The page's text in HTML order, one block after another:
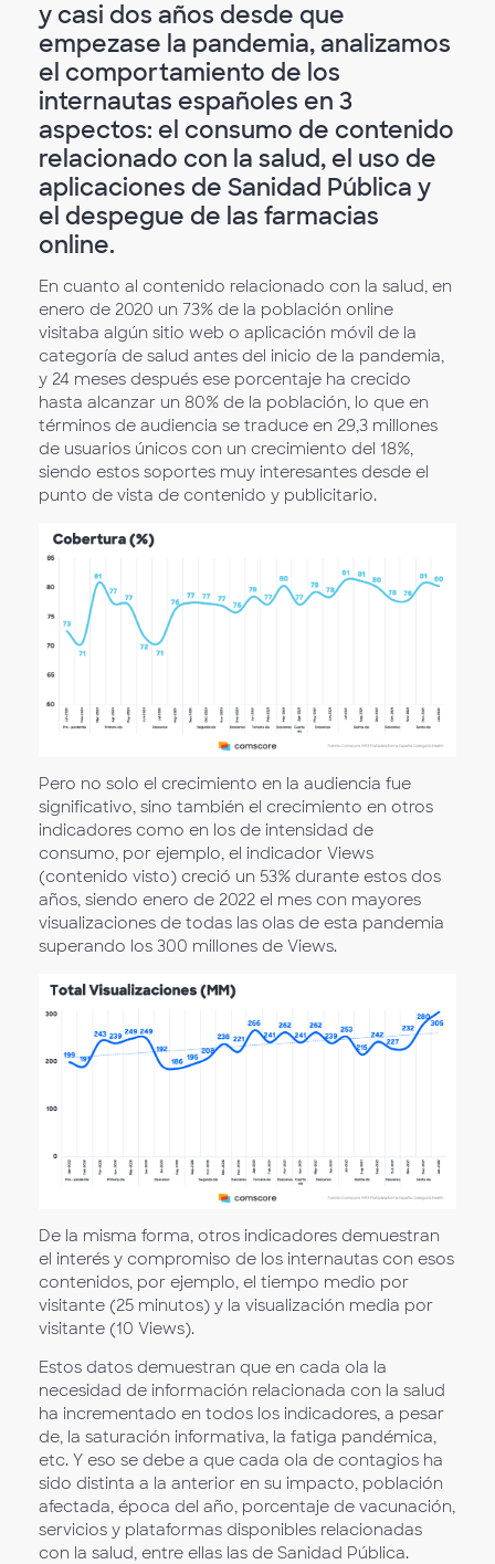
y casi dos años desde que
empezase la pandemia, analizamos
el comportamiento de los
internautas españoles en 3
aspectos: el consumo de contenido
relacionado con la salud, el uso de
aplicaciones de Sanidad Pública y
el despegue de las farmacias
online.
En cuanto al contenido relacionado con la salud, en
enero de 2020 un 73% de la población online
visitaba algún sitio web o aplicación móvil de la
categoría de salud antes del inicio de la pandemia,
y 24 meses después ese porcentaje ha crecido
hasta alcanzar un 80% de la población, lo que en
términos de audiencia se traduce en 29,3 millones
de usuarios únicos con un crecimiento del 18%,
siendo estos soportes muy interesantes desde el
punto de vista de contenido y publicitario.
Pero no solo el crecimiento en la audiencia fue
significativo, sino también el crecimiento en otros
indicadores como en los de intensidad de
consumo, por ejemplo, el indicador Views
(contenido visto) creció un 53% durante estos dos
años, siendo enero de 2022 el mes con mayores
visualizaciones de todas las olas de esta pandemia
superando los 300 millones de Views.
De la misma forma, otros indicadores demuestran
el interés y compromiso de los internautas con esos
contenidos, por ejemplo, el tiempo medio por
visitante (25 minutos) y la visualización media por
visitante (10 Views).
Estos datos demuestran que en cada ola la
necesidad de información relacionada con la salud
ha incrementado en todos los indicadores, a pesar
de, la saturación informativa, la fatiga pandémica,
etc. Y eso se debe a que cada ola de contagios ha
sido distinta a la anterior en su impacto, población
afectada, época del año, porcentaje de vacunación,
servicios y plataformas disponibles relacionadas
con la salud, entre ellas las de Sanidad Pública.